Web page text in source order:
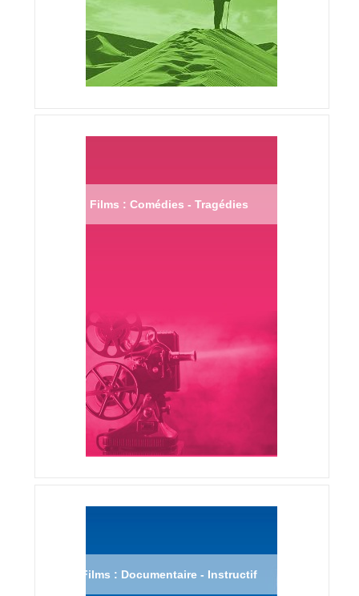
Films : Comédies - Tragédies
Films : Documentaire - Instructif